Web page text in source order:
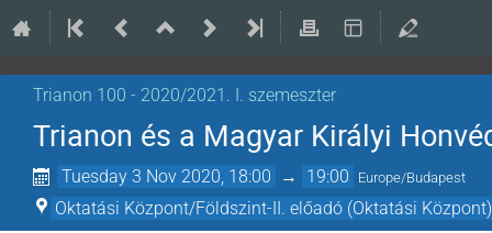
Trianon 100 - 2020/2021. I. szemeszter
Trianon és a Magyar Királyi
Tuesday 3 Nov 2020, 18:00 → 19:00 Europe/Budapest
Oktatási Központ/Földszint-II. előadó (Oktatási Központ)